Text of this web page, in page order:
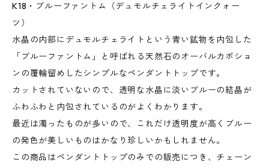
K18・ブルーファントム（デュモルチェライトインクォー
ツ）
水晶の内部にデュモルチェライトという青い鉱物を内包した
「ブルーファントム」と呼ばれる天然石のオーバルカボショ
ンの覆輪留めしたシンプルなペンダントトップです。
カットされていないので、透明な水晶に淡いブルーの結晶が
ふわふわと内包されているのがよくわかります。
最近は濁ったものが多いので、これだけ透明度が高くブルー
の発色が美しいものはかなり珍しいかもしれません。
この商品はペンダントトップのみでの販売につき、チェーン